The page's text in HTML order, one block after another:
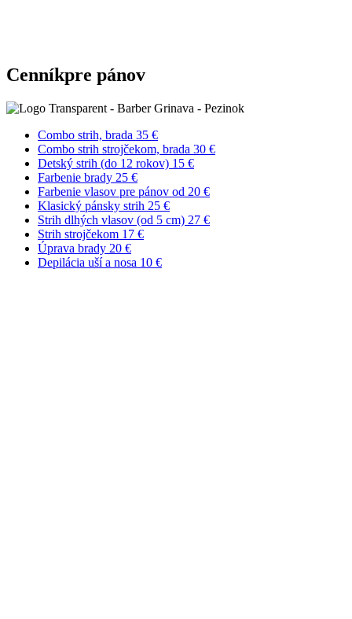
Cenníkpre pánov
Combo strih, brada 35 €
Combo strih strojčekom, brada 30 €
Detský strih (do 12 rokov) 15 €
Farbenie brady 25 €
Farbenie vlasov pre pánov od 20 €
Klasický pánsky strih 25 €
Strih dlhých vlasov (od 5 cm) 27 €
Strih strojčekom 17 €
Úprava brady 20 €
Depilácia uší a nosa 10 €